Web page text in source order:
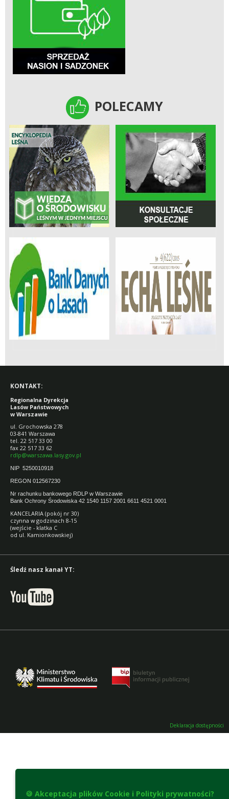
POLECAMY
POLECAMY
KONTAKT:
Regionalna Dyrekcja
Lasów Państwowych
w Warszawie
ul. Grochowska 278
03-841 Warszawa
tel. 22 517 33 00
fax 22 517 33 62
rdlp@warszawa.lasy.gov.pl
NIP 5250010918
REGON 012567230
Nr rachunku bankowego RDLP w Warszawie
Bank Ochrony Środowiska 42 1540 1157 2001 6611 4521 0001
KANCELARIA (pokój nr 30)
czynna w godzinach 8-15
(wejście - klatka C
od ul. Kamionkowskiej)
Śledź nasz kanał YT:
Deklaracja dostępności
🍪 Akceptacja plików Cookie i Polityki prywatności?